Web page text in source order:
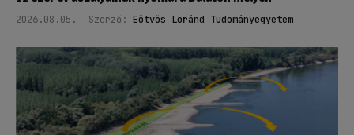
2026.08.05. Szerző: Eötvös Loránd Tudományegyetem